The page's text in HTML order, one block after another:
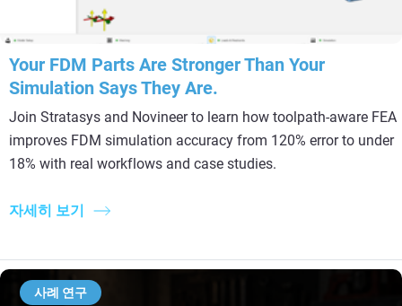
Your FDM Parts Are Stronger Than Your
Simulation Says They Are.
Join Stratasys and Novineer to learn how toolpath-aware FEA
improves FDM simulation accuracy from 120% error to under
18% with real workflows and case studies.
자세히 보기
사례 연구